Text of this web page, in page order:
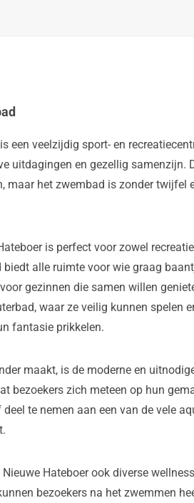
een veelzijdig sport- en
uitdagingen en gezellig samenzijn.
maar het zwembad is zonder twijfel
is perfect voor zowel
alle ruimte voor wie graag
gezinnen die samen willen
waar ze veilig kunnen spelen
fantasie prikkelen.
maakt, is de moderne en
bezoekers zich meteen op hun
te nemen aan een van de vele
Hateboer ook diverse
bezoekers na het zwemmen